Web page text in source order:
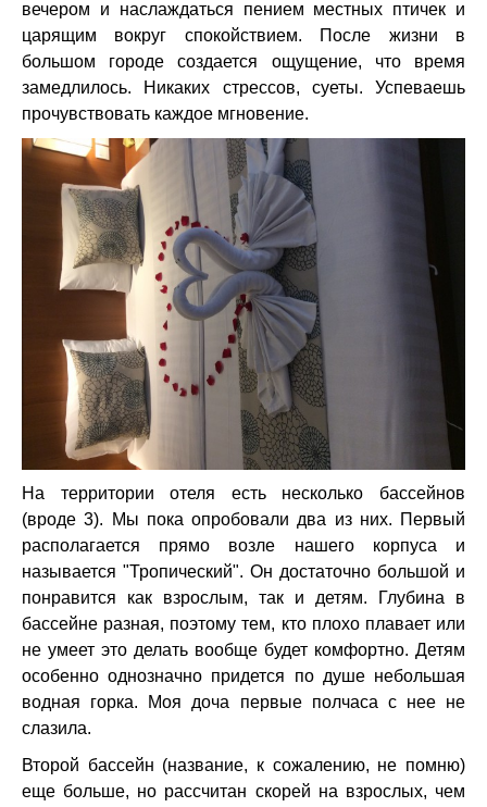
вечером и наслаждаться пением местных птичек и
царящим вокруг спокойствием. После жизни в
большом городе создается ощущение, что время
замедлилось. Никаких стрессов, суеты. Успеваешь
прочувствовать каждое мгновение.
На территории отеля есть несколько бассейнов
(вроде 3). Мы пока опробовали два из них. Первый
располагается прямо возле нашего корпуса и
называется "Тропический". Он достаточно большой и
понравится как взрослым, так и детям. Глубина в
бассейне разная, поэтому тем, кто плохо плавает или
не умеет это делать вообще будет комфортно. Детям
особенно однозначно придется по душе небольшая
водная горка. Моя доча первые полчаса с нее не
слазила.
Второй бассейн (название, к сожалению, не помню)
еще больше, но рассчитан скорей на взрослых, чем